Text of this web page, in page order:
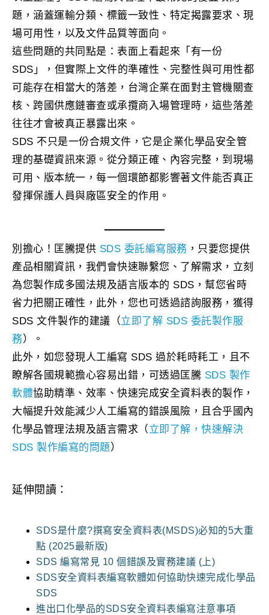
題，涵蓋運輸分類、標籤一致性、特定揭露要求、現
場可用性，以及文件品質等面向。
這些問題的共同點是：表面上看起來「有一份
SDS」，但實際上文件的準確性、完整性與可用性都
可能存在相當大的落差，台灣企業在面對主管機關查
核、跨國供應鏈審查或承攬商入場管理時，這些落差
往往才會被真正暴露出來。
SDS 不只是一份合規文件，它是企業化學品安全管
理的基礎資訊來源。從分類正確、內容完整，到現場
可用、版本統一，每一個環節都影響著文件能否真正
發揮保護人員與廠區安全的作用。
別擔心！匡騰提供 SDS 委託編寫服務 ，只要您提供
產品相關資訊，我們會快速聯繫您、了解需求，立刻
為您製作成多國法規及語言版本的 SDS，幫您省時
省力把關正確性，此外，您也可透過諮詢服務，獲得
SDS 文件製作的建議（立即了解 SDS 委託製作服
務）。
此外，如您發現人工編寫 SDS 過於耗時耗工，且不
瞭解各國規範擔心容易出錯，可透過匡騰 SDS 製作
軟體協助精準、效率、快速完成安全資料表的製作，
大幅提升效能減少人工編寫的錯誤風險，且合乎國內
化學品管理法規及語言需求（立即了解，快速解決
SDS 製作編寫的問題）
延伸閱讀：
SDS是什麼?撰寫安全資料表(MSDS)必知的5大重
點 (2025最新版)
SDS 編寫常見 10 個錯誤及實務建議 (上)
SDS安全資料表編寫軟體如何協助快速完成化學品
SDS
進出口化學品的SDS安全資料表編寫注意事項